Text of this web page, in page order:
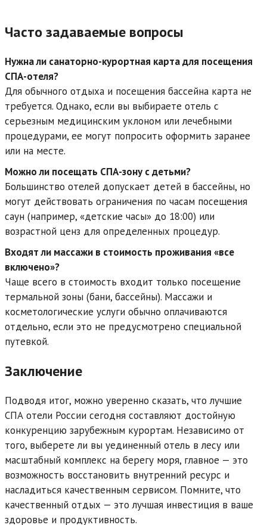
Часто задаваемые вопросы
Нужна ли санаторно-курортная карта для посещения
СПА-отеля?
Для обычного отдыха и посещения бассейна карта не
требуется. Однако, если вы выбираете отель с
серьезным медицинским уклоном или лечебными
процедурами, ее могут попросить оформить заранее
или на месте.
Можно ли посещать СПА-зону с детьми?
Большинство отелей допускает детей в бассейны, но
могут действовать ограничения по часам посещения
саун (например, «детские часы» до 18:00) или
возрастной ценз для определенных процедур.
Входят ли массажи в стоимость проживания «все
включено»?
Чаще всего в стоимость входит только посещение
термальной зоны (бани, бассейны). Массажи и
косметологические услуги обычно оплачиваются
отдельно, если это не предусмотрено специальной
путевкой.
Заключение
Подводя итог, можно уверенно сказать, что лучшие
СПА отели России сегодня составляют достойную
конкуренцию зарубежным курортам. Независимо от
того, выберете ли вы уединенный отель в лесу или
масштабный комплекс на берегу моря, главное — это
возможность восстановить внутренний ресурс и
насладиться качественным сервисом. Помните, что
качественный отдых — это лучшая инвестиция в ваше
здоровье и продуктивность.